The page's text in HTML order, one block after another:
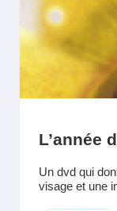
L’année
Un dvd qui
visage et une